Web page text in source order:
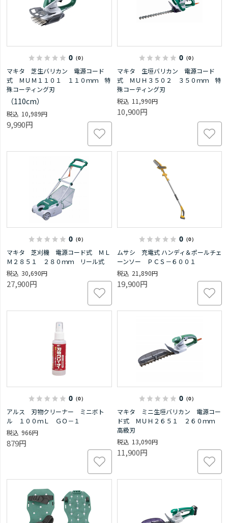
0 （0）
マキタ 芝生バリカン 電源コード
式 ＭＵＭ１１０１ １１０ｍｍ 特
殊コーティング刃
（110cm）
10,989円
9,990円
0（0）
マキタ 生垣バリカン 電源コード
式 ＭＵＨ３５０２ ３５０ｍｍ 特
殊コーティング刃
11,990円
10,900円
0 （0）
マキタ 芝刈機 電源コード式 ＭＬ
Ｍ２８５１ ２８０ｍｍ リール式
30,690円
27,900円
0（0）
ムサシ 充電式 ハンディ＆ポールチェ
ーンソー ＰＣＳ－６００１
21,890円
19,900円
0 （0）
アルス 刃物クリーナー ミニボト
ル １００ｍＬ ＧＯ－１
966円
879円
0（0）
マキタ ミニ生垣バリカン 電源コー
ド式 ＭＵＨ２６５１ ２６０ｍｍ
高級刃
13,090円
11,900円